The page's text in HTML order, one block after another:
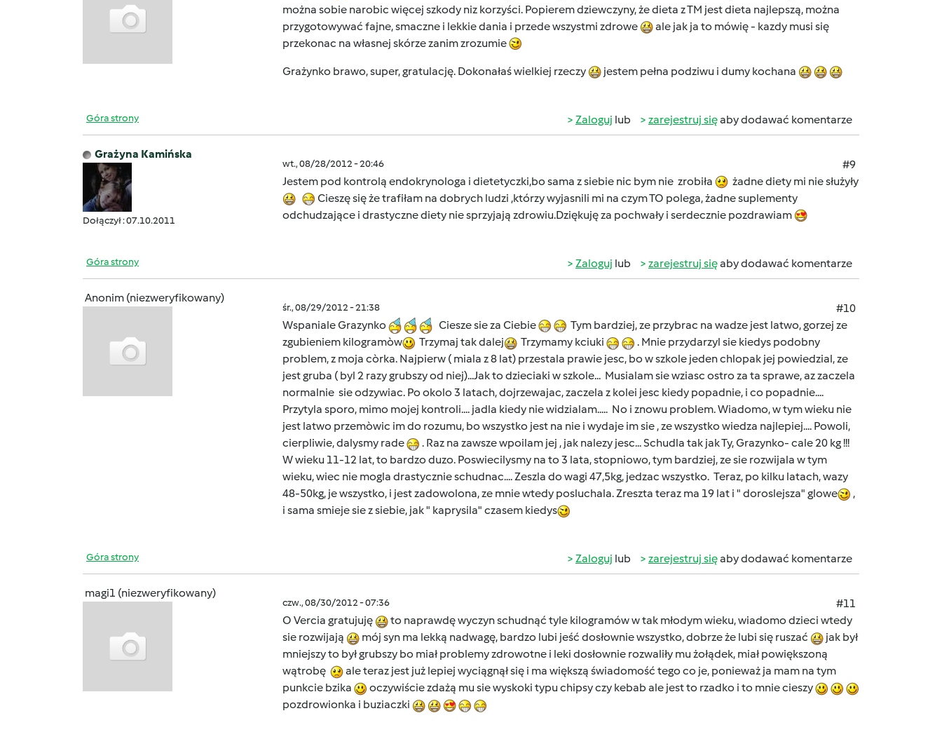
można sobie narobic więcej szkody niz korzyści. Popierem dziewczyny, że dieta z TM jest dieta najlepszą, można
przygotowywać fajne, smaczne i lekkie dania i przede wszystmi zdrowe
ale jak ja to mówię - kazdy musi się
przekonac na własnej skórze zanim zrozumie
Grażynko brawo, super, gratulację. Dokonałaś wielkiej rzeczy jestem pełna podziwu i dumy kochana
Góra strony Zaloguj lub zarejestruj sięaby dodawać komentarze
Grażyna Kamińska
Dołączył : 07.10.2011
wt., 08/28/2012 - 20:46
#9
Jestem pod kontrolą endokrynologa i dietetyczki,bo sama z siebie nic bym nie zrobiła
żadne diety mi nie służyły
Cieszę się że trafiłam na dobrych ludzi ,którzy wyjasnili mi na czym TO polega, żadne suplementy
odchudzające i drastyczne diety nie sprzyjają zdrowiu.Dziękuję za pochwały i serdecznie pozdrawiam
Góra strony Zaloguj lub zarejestruj sięaby dodawać komentarze
Anonim (niezweryfikowany)
śr., 08/29/2012 - 21:38
#10
Wspaniale Grazynko
Ciesze sie za Ciebie
Tym bardziej, ze przybrac na wadze jest latwo, gorzej ze
zgubieniem kilogramòw
Trzymaj tak dalej Trzymamy kciuki
. Mnie przydarzyl sie kiedys podobny
problem, z moja còrka. Najpierw ( miala z 8 lat) przestala prawie jesc, bo w szkole jeden chlopak jej powiedzial, ze
jest gruba ( byl 2 razy grubszy od niej)...Jak to dzieciaki w szkole... Musialam sie wziasc ostro za ta sprawe, az zaczela
normalnie sie odzywiac. Po okolo 3 latach, dojrzewajac, zaczela z kolei jesc kiedy popadnie, i co popadnie....
Przytyla sporo, mimo mojej kontroli.... jadla kiedy nie widzialam..... No i znowu problem. Wiadomo, w tym wieku nie
jest latwo przemòwic im do rozumu, bo wszystko jest na nie i wydaje im sie , ze wszystko wiedza najlepiej.... Powoli,
cierpliwie, dalysmy rade
. Raz na zawsze wpoilam jej , jak nalezy jesc... Schudla tak jak Ty, Grazynko- cale 20 kg !!!
W wieku 11-12 lat, to bardzo duzo. Poswiecilysmy na to 3 lata, stopniowo, tym bardziej, ze sie rozwijala w tym
wieku, wiec nie mogla drastycznie schudnac.... Zeszla do wagi 47,5kg, jedzac wszystko. Teraz, po kilku latach, wazy
48-50kg, je wszystko, i jest zadowolona, ze mnie wtedy posluchala. Zreszta teraz ma 19 lat i " doroslejsza" glowe
,
i sama smieje sie z siebie, jak " kaprysila" czasem kiedys
Góra strony Zaloguj lub zarejestruj sięaby dodawać komentarze
magi1 (niezweryfikowany)
czw., 08/30/2012 - 07:36
#11
O Vercia gratujuję
to naprawdę wyczyn schudnąć tyle kilogramów w tak młodym wieku, wiadomo dzieci wtedy
sie rozwijają
mój syn ma lekką nadwagę, bardzo lubi jeść dosłownie wszystko, dobrze że lubi się ruszać
jak był
mniejszy to był grubszy bo miał problemy zdrowotne i leki dosłownie rozwaliły mu żołądek, miał powiększoną
wątrobę
ale teraz jest już lepiej wyciągnął się i ma większą świadomość tego co je, ponieważ ja mam na tym
punkcie bzika
oczywiście zdażą mu sie wyskoki typu chipsy czy kebab ale jest to rzadko i to mnie cieszy
pozdrowionka i buziaczki